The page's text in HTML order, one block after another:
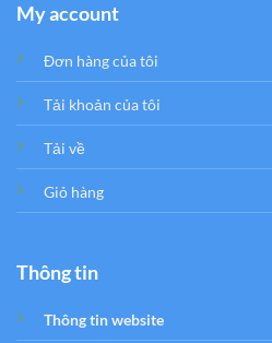
My account
Đơn hàng của tôi
Tải khoản của tôi
Tải về
Giỏ hàng
Thông tin
Thông tin website